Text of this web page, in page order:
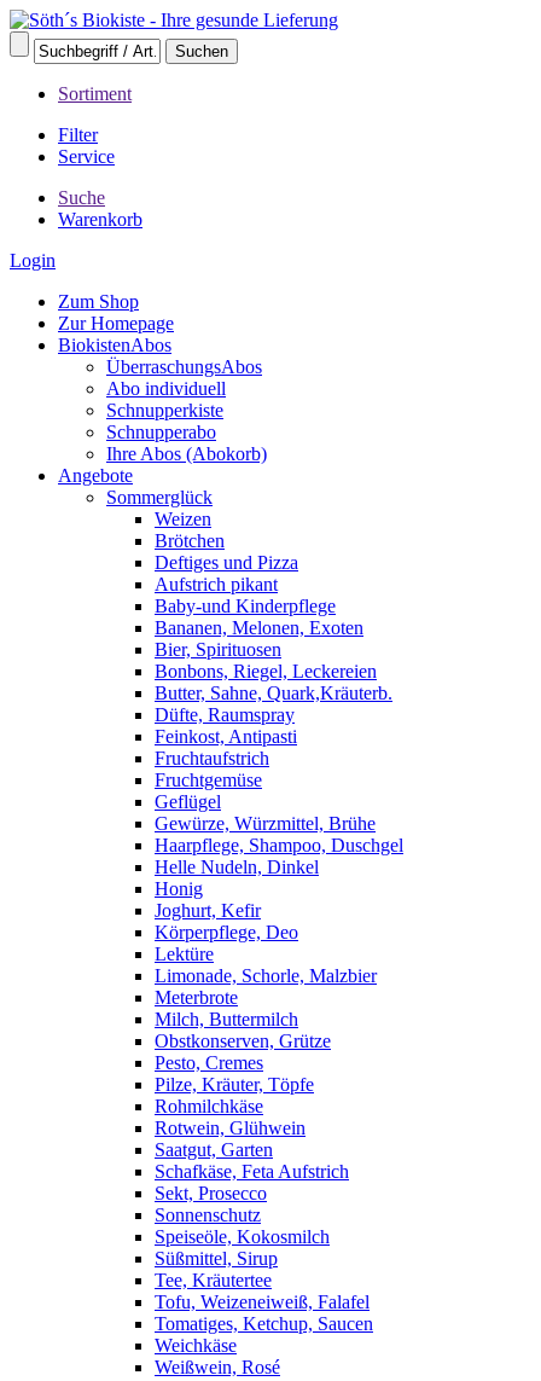
Sortiment
Filter
Service
Suche
Warenkorb
Login
Zum Shop
Zur Homepage
BiokistenAbos
ÜberraschungsAbos
Abo individuell
Schnupperkiste
Schnupperabo
Ihre Abos (Abokorb)
Angebote
Sommerglück
Weizen
Brötchen
Deftiges und Pizza
Aufstrich pikant
Baby-und Kinderpflege
Bananen, Melonen, Exoten
Bier, Spirituosen
Bonbons, Riegel, Leckereien
Butter, Sahne, Quark,Kräuterb.
Düfte, Raumspray
Feinkost, Antipasti
Fruchtaufstrich
Fruchtgemüse
Geflügel
Gewürze, Würzmittel, Brühe
Haarpflege, Shampoo, Duschgel
Helle Nudeln, Dinkel
Honig
Joghurt, Kefir
Körperpflege, Deo
Lektüre
Limonade, Schorle, Malzbier
Meterbrote
Milch, Buttermilch
Obstkonserven, Grütze
Pesto, Cremes
Pilze, Kräuter, Töpfe
Rohmilchkäse
Rotwein, Glühwein
Saatgut, Garten
Schafkäse, Feta Aufstrich
Sekt, Prosecco
Sonnenschutz
Speiseöle, Kokosmilch
Süßmittel, Sirup
Tee, Kräutertee
Tofu, Weizeneiweiß, Falafel
Tomatiges, Ketchup, Saucen
Weichkäse
Weißwein, Rosé